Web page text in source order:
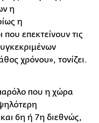
η
η
που επεκτείνουν τις
χρόνου», τονίζει.
που η χώρα
6η ή 7η διεθνώς,